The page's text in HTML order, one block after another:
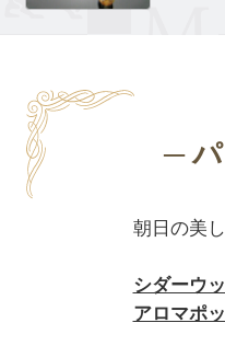
朝日の美し
シダーウ
アロマポ